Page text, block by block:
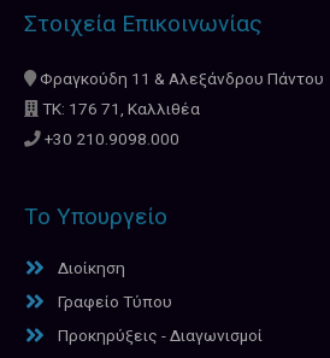
Στοιχεία Επικοινωνίας
Φραγκούδη 11 & Αλεξάνδρου Πάντου
ΤΚ: 176 71, Καλλιθέα
+30 210.9098.000
Το Υπουργείο
Διοίκηση
Γραφείο Τύπου
Προκηρύξεις - Διαγωνισμοί